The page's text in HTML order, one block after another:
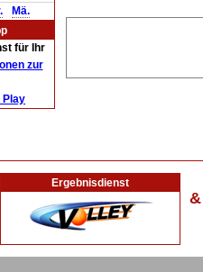
Mä.
für Ihr
zur
Ergebnisdienst
&